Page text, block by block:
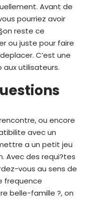
Avant de
pourriez avoir
reste ce
ou juste pour faire
C’est une
utilisateurs.
ou encore
avec un
a un petit jeu
Avec des requi?tes
vous au sens de
frequence
belle-famille ?, on